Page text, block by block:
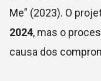
Me” (2023). O
2024, mas o
causa dos